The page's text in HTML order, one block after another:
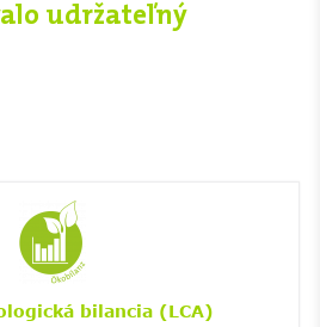
udržateľný
bilancia (LCA)